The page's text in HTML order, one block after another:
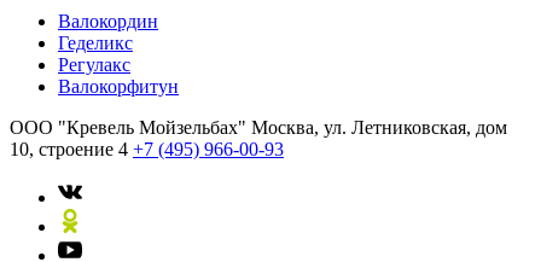
Валокордин
Геделикс
Регулакс
Валокорфитун
ООО "Кревель Мойзельбах" Москва, ул. Летниковская, дом
10, строение 4 +7 (495) 966-00-93